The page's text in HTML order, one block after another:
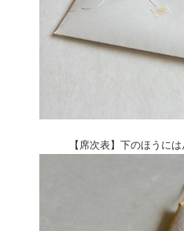
【席次表】下のほうに